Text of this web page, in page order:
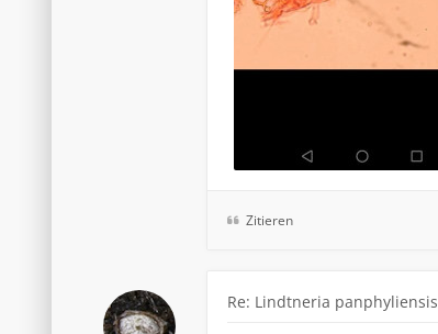
Zitieren
Re: Lindtneria panphyliensis